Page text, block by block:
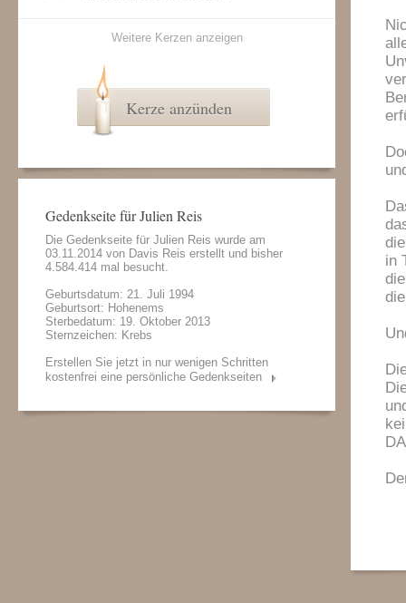
in
Weitere Kerzen anzeigen
Kerze anzünden
Gedenkseite für Julien Reis
Die Gedenkseite für Julien Reis wurde am
03.11.2014 von Davis Reis erstellt und bisher
4.584.414 mal besucht.
Geburtsdatum: 21. Juli 1994
Geburtsort: Hohenems
Sterbedatum: 19. Oktober 2013
Sternzeichen: Krebs
Erstellen Sie jetzt in nur wenigen Schritten
kostenfrei eine persönliche Gedenkseiten